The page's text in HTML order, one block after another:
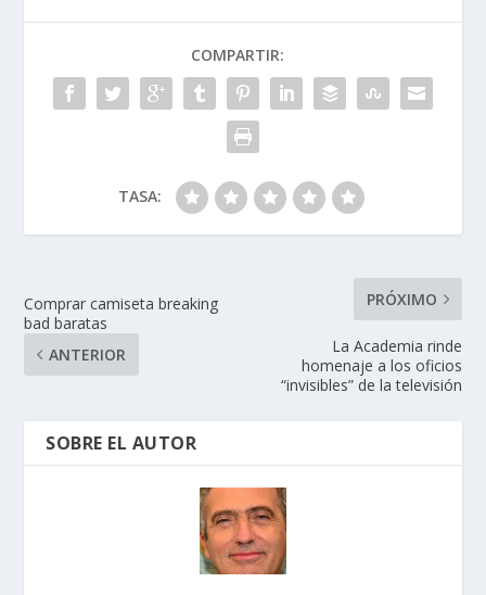
o
o
k
dI
n
A
p
p
ar
ti
r
COMPARTIR:
TASA:
Comprar camiseta breaking
bad baratas
ANTERIOR
PRÓXIMO
La Academia rinde
homenaje a los oficios
“invisibles” de la televisión
SOBRE EL AUTOR